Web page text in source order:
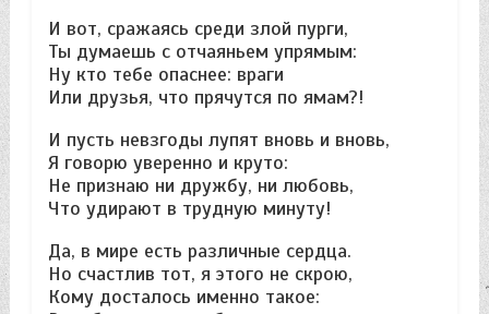
И вот, сражаясь среди злой пурги,
Ты думаешь с отчаяньем упрямым:
Ну кто тебе опаснее: враги
Или друзья, что прячутся по ямам?!
И пусть невзгоды лупят вновь и вновь,
Я говорю уверенно и круто:
Не признаю ни дружбу, ни любовь,
Что удирают в трудную минуту!
Да, в мире есть различные сердца.
Но счастлив тот, я этого не скрою,
Кому досталось именно такое: